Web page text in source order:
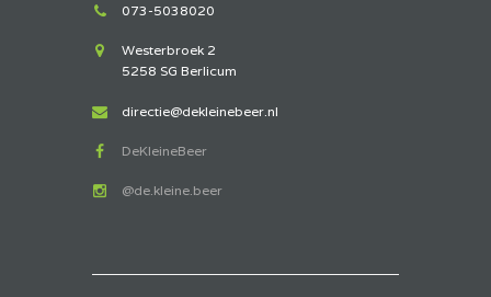
073-5038020
Westerbroek 2
5258 SG Berlicum
directie@dekleinebeer.nl
DeKleineBeer
@de.kleine.beer